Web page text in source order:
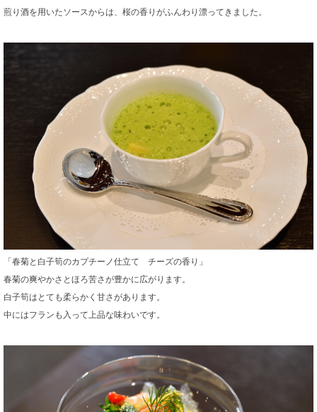
煎り酒を用いたソースからは、桜の香りがふんわり漂ってきました。
「春菊と白子筍のカプチーノ仕立て チーズの香り」
春菊の爽やかさとほろ苦さが豊かに広がります。
白子筍はとても柔らかく甘さがあります。
中にはフランも入って上品な味わいです。